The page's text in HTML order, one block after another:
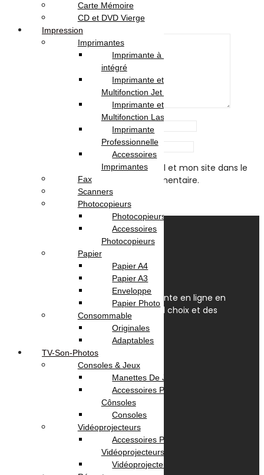
Your rating
Your review*
Enregistrer mon nom, mon e-mail et mon site dans le
navigateur pour mon prochain commentaire.
OmegaNet est Le spécialiste de la vente en ligne en
Tunisie. Nous disposons du plus grand choix et des
meilleurs prix en Tunisie.
Av. Habib Bourguiba, Tunis 1095
+(216) 31 420 566 / 96 657 549
contact@omeganet.tn
Lundi - Dimanche / 09H - 22H
Instagram
Informations
Carte Mémoire
CD et DVD Vierge
Impression
Imprimantes
Imprimante à Réservoir
intégré
Imprimante et
Multifonction Jet d’encre
Imprimante et
Multifonction Laser
Imprimante
Professionnelle
Accessoires
Imprimantes
Fax
Scanners
Photocopieurs
Photocopieurs A4 | A3
Accessoires
Photocopieurs
Papier
Papier A4
Papier A3
Enveloppe
Papier Photo
Consommable
Originales
Adaptables
TV-Son-Photos
Consoles & Jeux
Manettes De Jeux
Accessoires Pour
Cônsoles
Consoles
Vidéoprojecteurs
Accessoires Pour
Vidéoprojecteurs
Vidéoprojecteur